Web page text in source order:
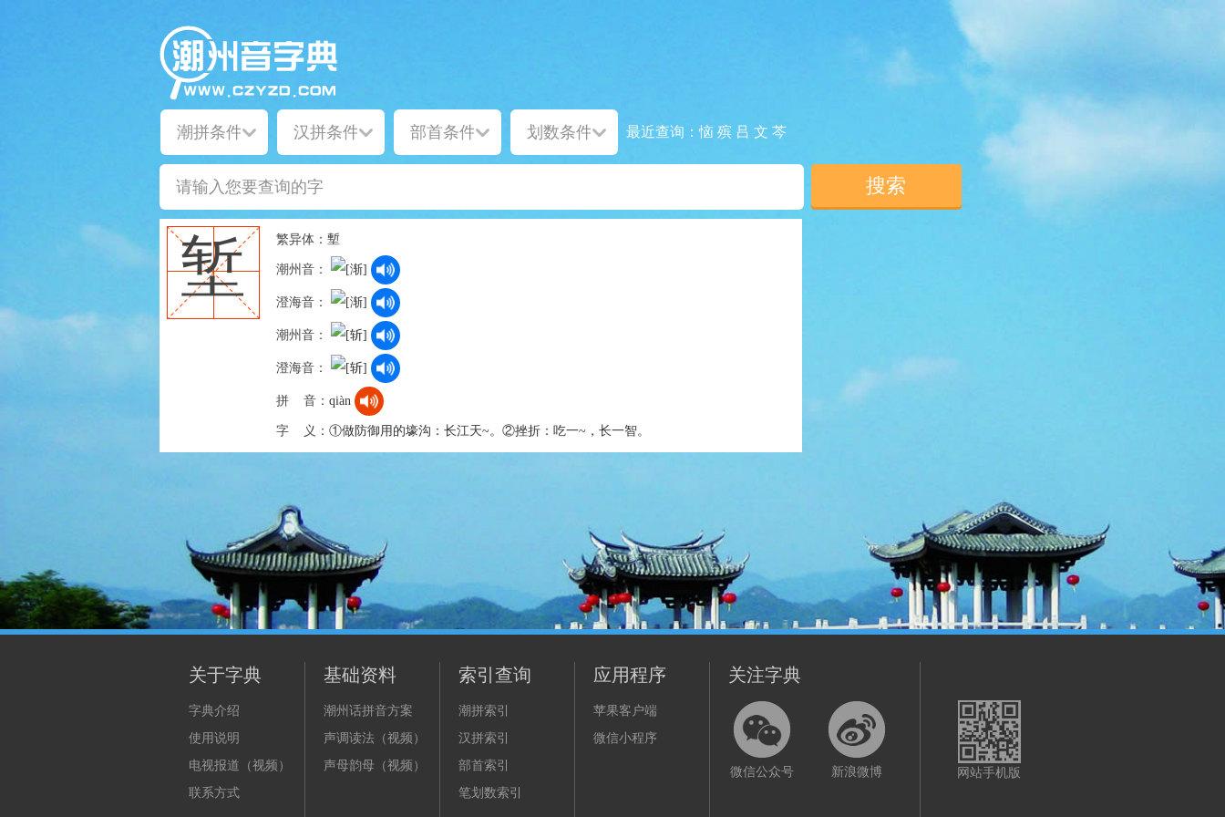
最近查询：恼 殡 吕 文 芩
堑 繁异体： 塹
潮州音：
澄海音：
潮州音：
澄海音：
拼 音： qiàn
字 义： ①做防御用的壕沟：长江天~。②挫折：吃一~，长一智。
关于字典
字典介绍
使用说明
电视报道（视频）
联系方式
基础资料
潮州话拼音方案
声调读法（视频）
声母韵母（视频）
索引查询
潮拼索引
汉拼索引
部首索引
笔划数索引
应用程序
苹果客户端
微信小程序
关注字典
微信公众号 新浪微博 网站手机版